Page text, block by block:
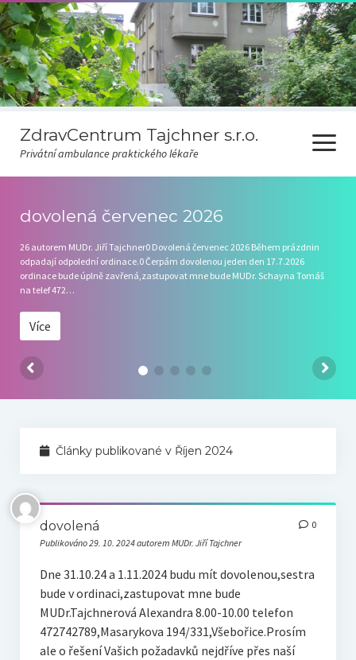
ZdravCentrum Tajchner s.r.o.
Privátní ambulance praktického lékaře
otevřít
menu
Odběr novinek
Ordinační hodiny
Náš tým
Odkazy
dovolená červenec 2026
26 autorem MUDr. Jiří Tajchner0 Dovolená červenec 2026 Během prázdnin
odpadají odpolední ordinace.0 Čerpám dovolenou jeden den 17.7.2026
ordinace bude úplně zavřená,zastupovat mne bude MUDr. Schayna Tomáš
na telef 472…
Více
Články publikované v Říjen 2024
dovolená
Publikováno 29. 10. 2024 autorem MUDr. Jiří Tajchner
0
Dne 31.10.24 a 1.11.2024 budu mít dovolenou,sestra
bude v ordinaci,zastupovat mne bude
MUDr.Tajchnerová Alexandra 8.00-10.00 telefon
472742789,Masarykova 194/331,Všebořice.Prosím
ale o řešení Vašich požadavků nejdříve přes naší